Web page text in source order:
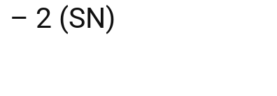
– 2 (SN)